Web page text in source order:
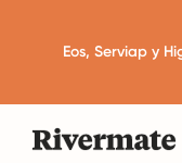
Eos, Serviap y